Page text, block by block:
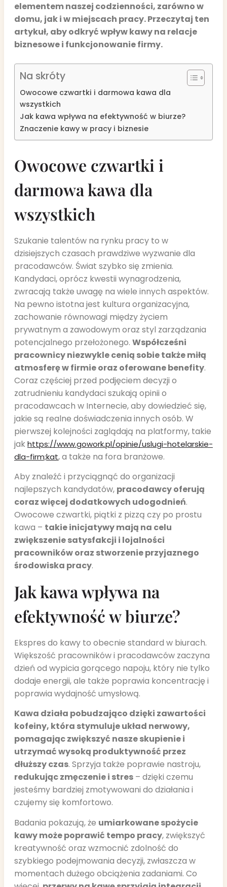
elementem naszej codzienności, zarówno w
domu, jak i w miejscach pracy. Przeczytaj ten
artykuł, aby odkryć wpływ kawy na relacje
biznesowe i funkcjonowanie firmy.
Na skróty
Owocowe czwartki i darmowa kawa dla
wszystkich
Jak kawa wpływa na efektywność w biurze?
Znaczenie kawy w pracy i biznesie
Owocowe czwartki i
darmowa kawa dla
wszystkich
Szukanie talentów na rynku pracy to w
dzisiejszych czasach prawdziwe wyzwanie dla
pracodawców. Świat szybko się zmienia.
Kandydaci, oprócz kwestii wynagrodzenia,
zwracają także uwagę na wiele innych aspektów.
Na pewno istotna jest kultura organizacyjna,
zachowanie równowagi między życiem
prywatnym a zawodowym oraz styl zarządzania
potencjalnego przełożonego. Współcześni
pracownicy niezwykle cenią sobie także miłą
atmosferę w firmie oraz oferowane benefity.
Coraz częściej przed podjęciem decyzji o
zatrudnieniu kandydaci szukają opinii o
pracodawcach w Internecie, aby dowiedzieć się,
jakie są realne doświadczenia innych osób. W
pierwszej kolejności zaglądają na platformy, takie
jakhttps://www.gowork.pl/opinie/uslugi-hotelarskie-
dla-firm;kat, a także na fora branżowe.
Aby znaleźć i przyciągnąć do organizacji
najlepszych kandydatów, pracodawcy oferują
coraz więcej dodatkowych udogodnień.
Owocowe czwartki, piątki z pizzą czy po prostu
kawa – takie inicjatywy mają na celu
zwiększenie satysfakcji i lojalności
pracowników oraz stworzenie przyjaznego
środowiska pracy.
Jak kawa wpływa na
efektywność w biurze?
Ekspres do kawy to obecnie standard w biurach.
Większość pracowników i pracodawców zaczyna
dzień od wypicia gorącego napoju, który nie tylko
dodaje energii, ale także poprawia koncentrację i
poprawia wydajność umysłową.
Kawa działa pobudzająco dzięki zawartości
kofeiny, która stymuluje układ nerwowy,
pomagając zwiększyć nasze skupienie i
utrzymać wysoką produktywność przez
dłuższy czas. Sprzyja także poprawie nastroju,
redukując zmęczenie i stres – dzięki czemu
jesteśmy bardziej zmotywowani do działania i
czujemy się komfortowo.
Badania pokazują, że umiarkowane spożycie
kawy może poprawić tempo pracy, zwiększyć
kreatywność oraz wzmocnić zdolność do
szybkiego podejmowania decyzji, zwłaszcza w
momentach dużego obciążenia zadaniami. Co